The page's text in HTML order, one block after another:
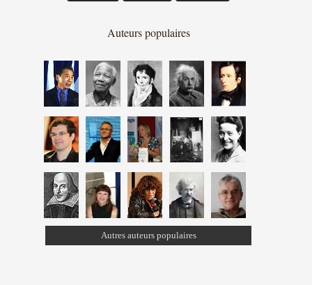
Auteurs populaires
Autres auteurs populaires